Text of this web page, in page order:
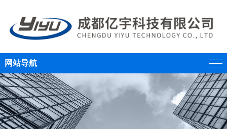
网站导航